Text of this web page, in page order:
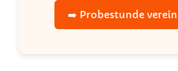
➡️ Probestunde